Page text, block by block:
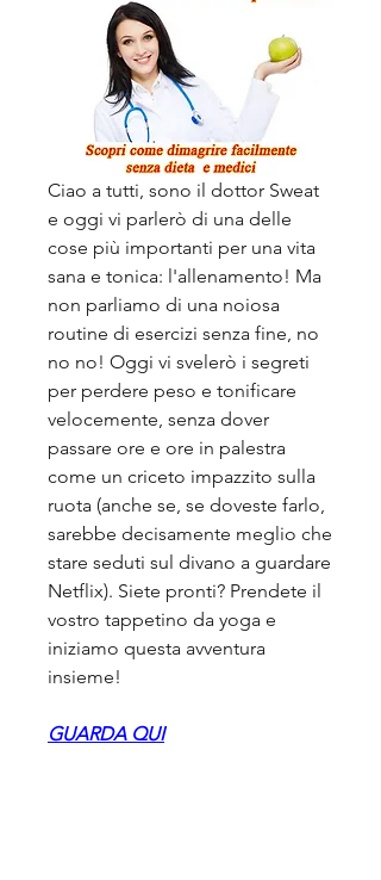
Ciao a tutti, sono il dottor Sweat
e oggi vi parlerò di una delle
cose più importanti per una vita
sana e tonica: l'allenamento! Ma
non parliamo di una noiosa
routine di esercizi senza fine, no
no no! Oggi vi svelerò i segreti
per perdere peso e tonificare
velocemente, senza dover
passare ore e ore in palestra
come un criceto impazzito sulla
ruota (anche se, se doveste farlo,
sarebbe decisamente meglio che
stare seduti sul divano a guardare
Netflix). Siete pronti? Prendete il
vostro tappetino da yoga e
iniziamo questa avventura
insieme!
GUARDA QUI